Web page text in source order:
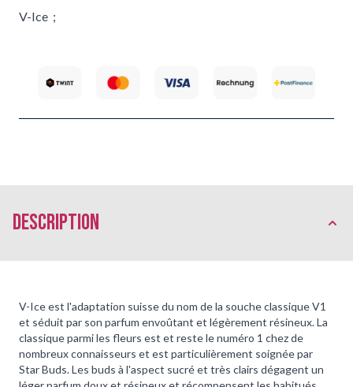
V-Ice ;
Description
V-Ice est l'adaptation suisse du nom de la souche classique V1
et séduit par son parfum envoûtant et légèrement résineux. La
classique parmi les fleurs est et reste le numéro 1 chez de
nombreux connaisseurs et est particulièrement soignée par
Star Buds. Les buds à l'aspect sucré et très clairs dégagent un